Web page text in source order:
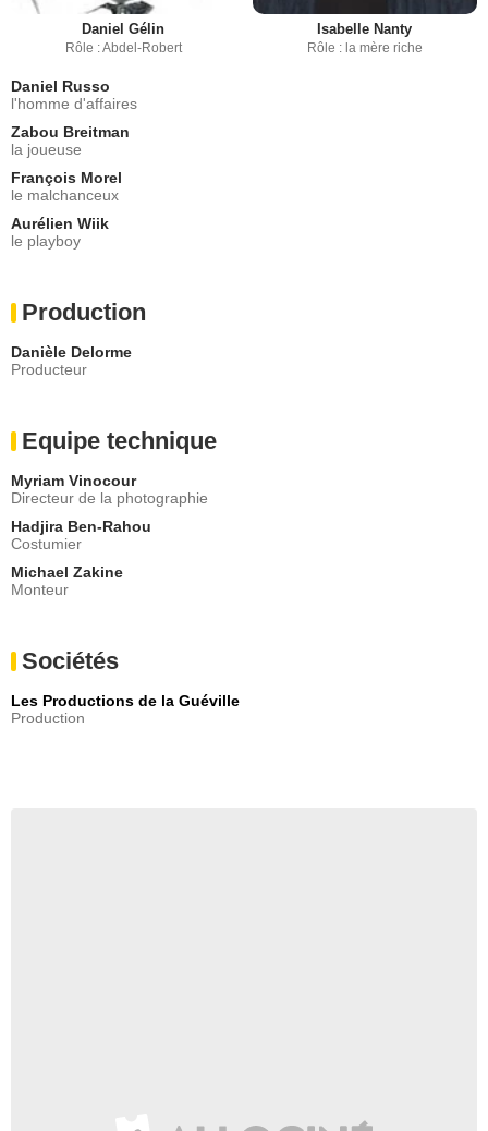
Daniel Gélin
Rôle : Abdel-Robert
Isabelle Nanty
Rôle : la mère riche
Daniel Russo
l'homme d'affaires
Zabou Breitman
la joueuse
François Morel
le malchanceux
Aurélien Wiik
le playboy
Production
Danièle Delorme
Producteur
Equipe technique
Myriam Vinocour
Directeur de la photographie
Hadjira Ben-Rahou
Costumier
Michael Zakine
Monteur
Sociétés
Les Productions de la Guéville
Production